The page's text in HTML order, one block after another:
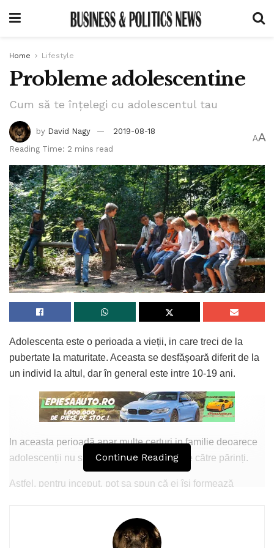
Home Lifestyle
Probleme adolescentine
Cum să te înțelegi cu adolescentul tau
by David Nagy
2019-08-18
Reading Time: 2 mins read
AA
Adolescenta este o perioada a vieții, in care treci de la
pubertate la maturitate. Aceasta se desfășoară diferit de la
un individ la altul, dar în general este intre 10-19 ani.
In aceasta perioadă apar multe certuri in familie deoarece
adolescenții nu sunt înțeleși in totalitate de către părinți.
Astfel, pentru inceput, pot sa spun că ei își formează
avea propriul mod de viață, care nu se va mai schimba.
Continue Reading